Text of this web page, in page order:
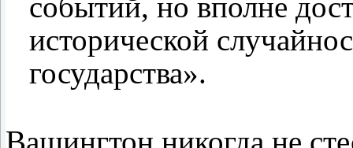
исторической
государства».